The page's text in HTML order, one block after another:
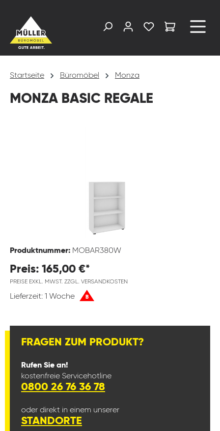
Startseite Büromöbel Monza
MONZA BASIC REGALE
Produktnummer: MOBAR380W
Preis: 165,00 €*
PREISE EXKL. MWST. ZZGL. VERSANDKOSTEN
Lieferzeit: 1 Woche B
FRAGEN ZUM PRODUKT?
Rufen Sie an!
kostenfreie Servicehotline
0800 26 76 36 78
oder direkt in einem unserer
STANDORTE